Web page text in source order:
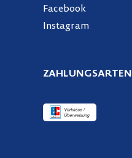
Facebook
Instagram
ZAHLUNGSARTEN